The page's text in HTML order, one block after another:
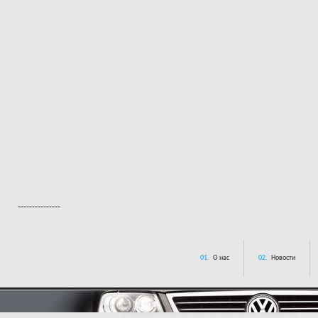
---------------
01. О нас 02. Новости